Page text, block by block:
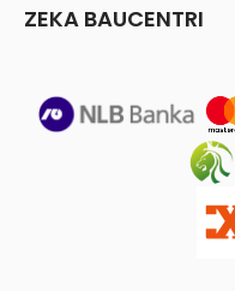
ZEKA BAUCENTRI